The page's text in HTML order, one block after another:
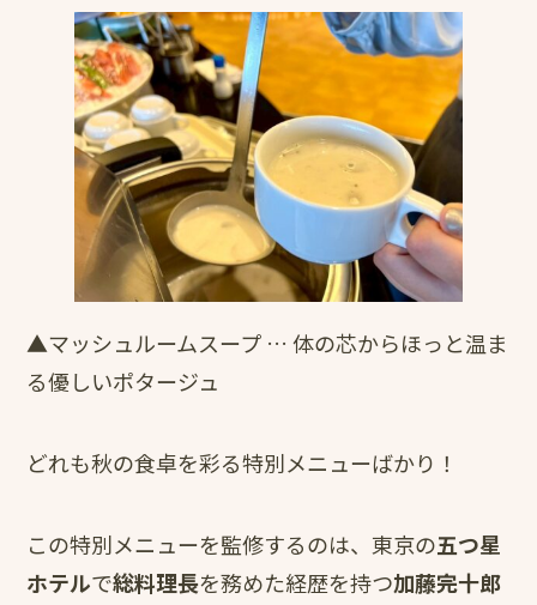
▲マッシュルームスープ … 体の芯からほっと温ま
る優しいポタージュ
どれも秋の食卓を彩る特別メニューばかり！
この特別メニューを監修するのは、東京の五つ星
ホテルで総料理長を務めた経歴を持つ加藤完十郎